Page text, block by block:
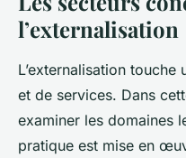
l’externalisation
L’externalisation
et de services. Dans
examiner les domaines
pratique est mise en